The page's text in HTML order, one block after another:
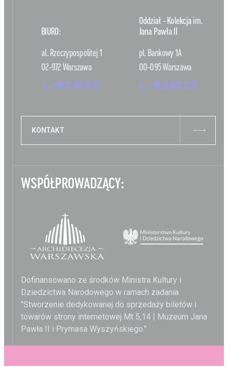
BIURO:
al. Rzeczypospolitej 1
02-972 Warszawa
+48 22 308 14 91
Oddział - Kolekcja im.
Jana Pawła II
pl. Bankowy 1A
00-095 Warszawa
+48 22 620 27 25
KONTAKT
WSPÓŁPROWADZĄCY:
Dofinansowano ze środków Ministra Kultury i
Dziedzictwa Narodowego w ramach zadania
"Stworzenie dedykowanej do sprzedaży biletów i
towarów strony internetowej Mt 5,14 | Muzeum Jana
Pawła II i Prymasa Wyszyńskiego."